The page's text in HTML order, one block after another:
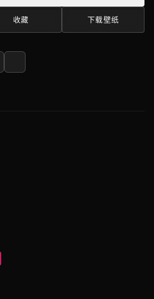
收藏 下载壁纸